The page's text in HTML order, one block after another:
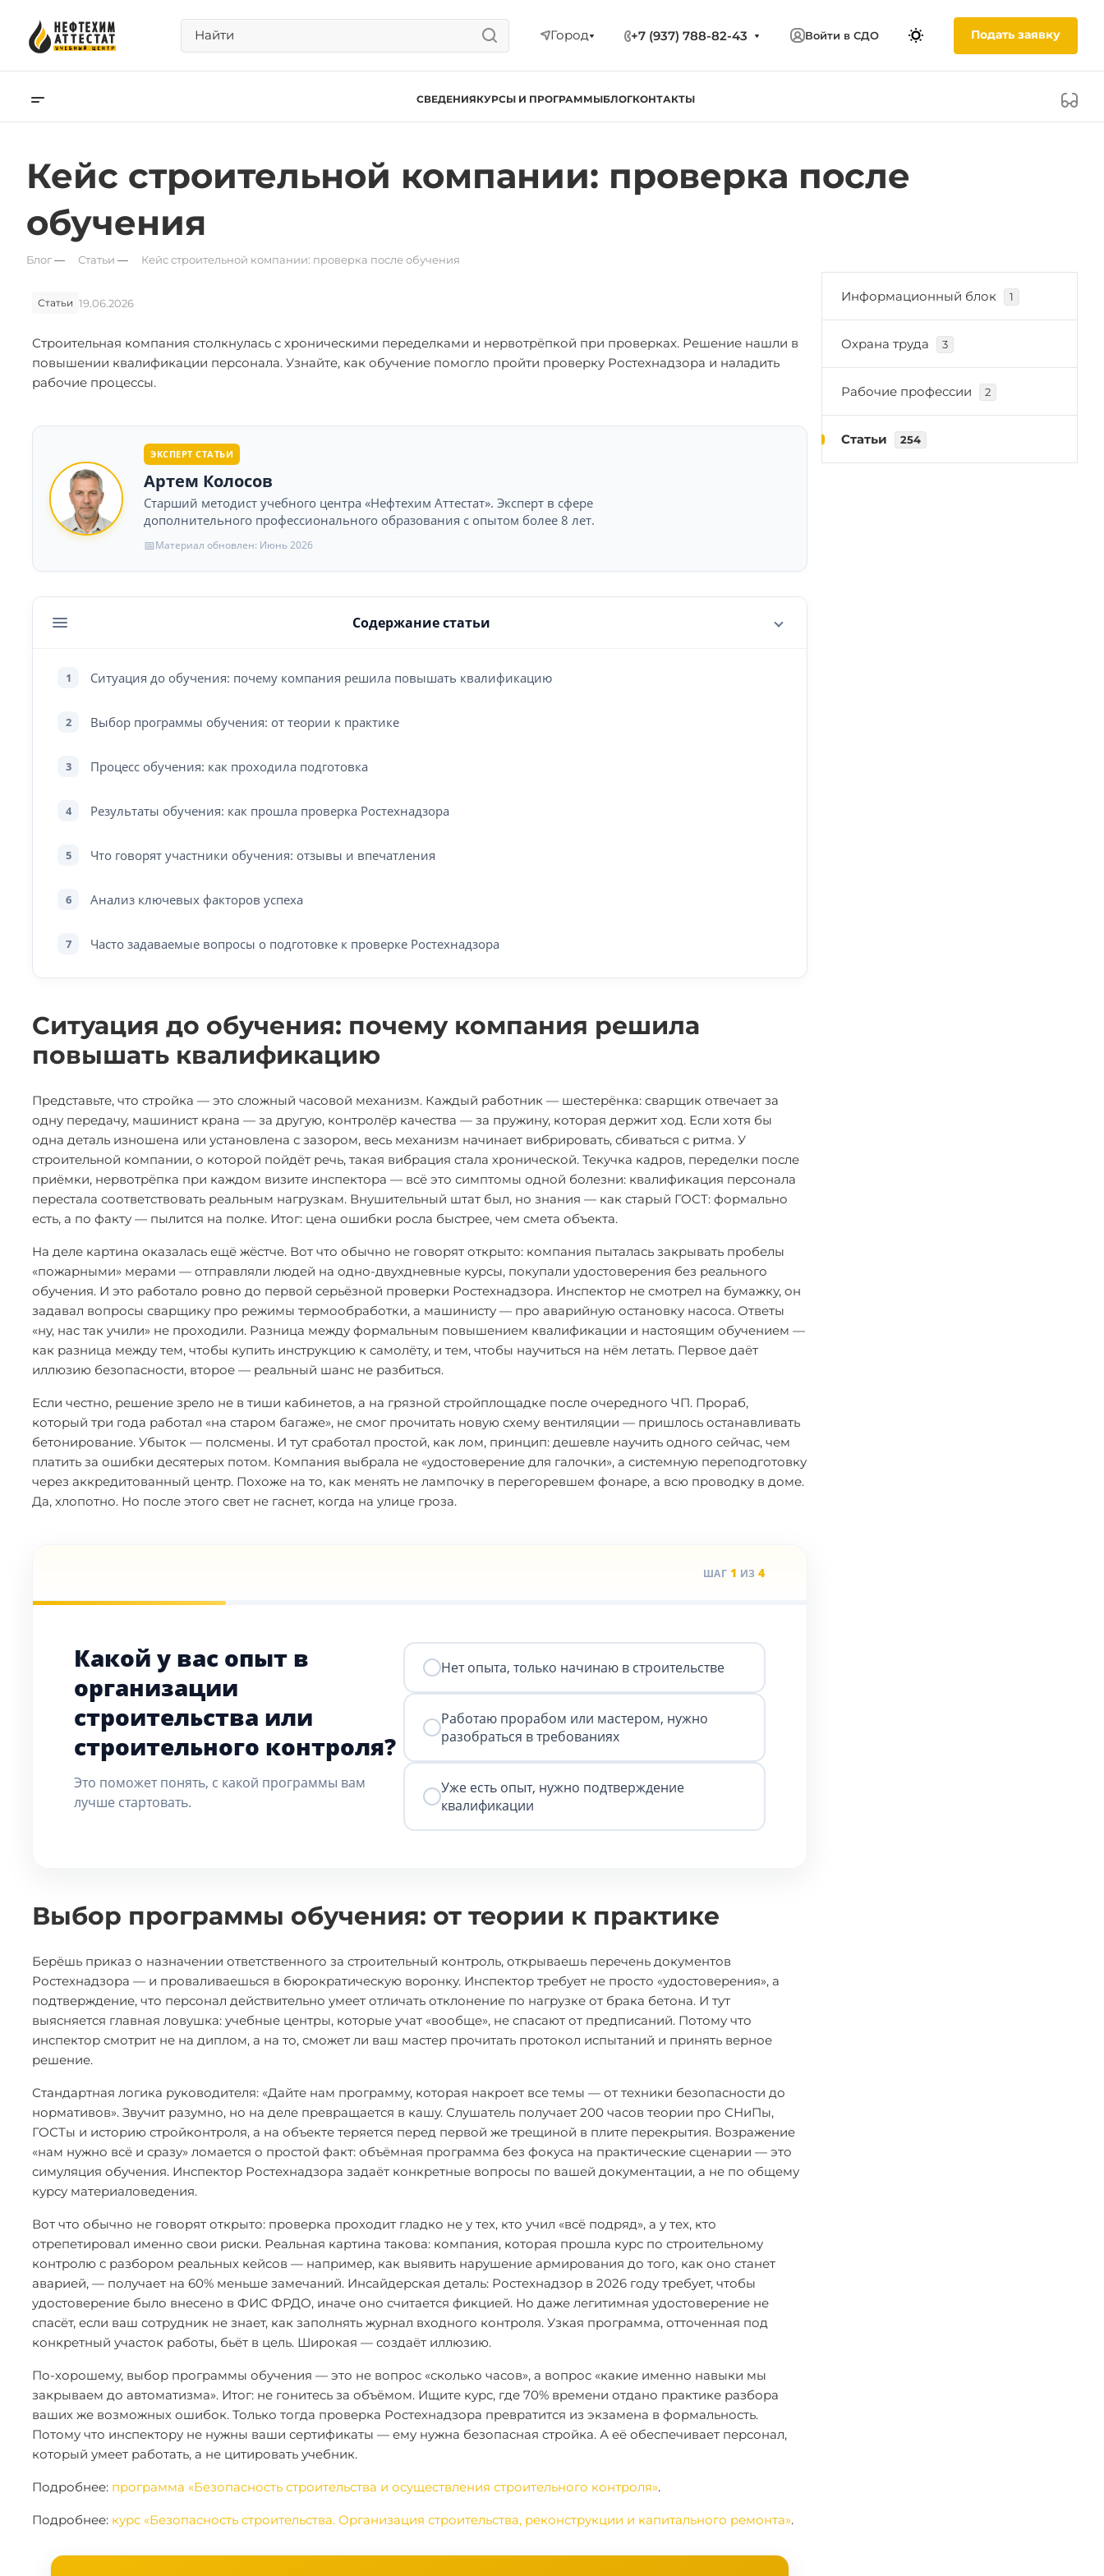
Город +7 (937) 788-82-43 Войти в СДО Подать заявку
СВЕДЕНИЯКУРСЫ И ПРОГРАММЫБЛОГКОНТАКТЫ
Кейс строительной компании: проверка после
обучения
Блог— Статьи — Кейс строительной компании: проверка после обучения
Статьи 19.06.2026
Строительная компания столкнулась с хроническими переделками и нервотрёпкой при проверках. Решение нашли в
повышении квалификации персонала. Узнайте, как обучение помогло пройти проверку Ростехнадзора и наладить
рабочие процессы.
ЭКСПЕРТ СТАТЬИ
Артем Колосов
Старший методист учебного центра «Нефтехим Аттестат». Эксперт в сфере
дополнительного профессионального образования с опытом более 8 лет.
📅Материал обновлен: Июнь 2026
Содержание статьи
1 Ситуация до обучения: почему компания решила повышать квалификацию
2 Выбор программы обучения: от теории к практике
3 Процесс обучения: как проходила подготовка
4 Результаты обучения: как прошла проверка Ростехнадзора
5 Что говорят участники обучения: отзывы и впечатления
6 Анализ ключевых факторов успеха
7 Часто задаваемые вопросы о подготовке к проверке Ростехнадзора
Ситуация до обучения: почему компания решила
повышать квалификацию
Представьте, что стройка — это сложный часовой механизм. Каждый работник — шестерёнка: сварщик отвечает за
одну передачу, машинист крана — за другую, контролёр качества — за пружину, которая держит ход. Если хотя бы
одна деталь изношена или установлена с зазором, весь механизм начинает вибрировать, сбиваться с ритма. У
строительной компании, о которой пойдёт речь, такая вибрация стала хронической. Текучка кадров, переделки после
приёмки, нервотрёпка при каждом визите инспектора — всё это симптомы одной болезни: квалификация персонала
перестала соответствовать реальным нагрузкам. Внушительный штат был, но знания — как старый ГОСТ: формально
есть, а по факту — пылится на полке. Итог: цена ошибки росла быстрее, чем смета объекта.
На деле картина оказалась ещё жёстче. Вот что обычно не говорят открыто: компания пыталась закрывать пробелы
«пожарными» мерами — отправляли людей на одно-двухдневные курсы, покупали удостоверения без реального
обучения. И это работало ровно до первой серьёзной проверки Ростехнадзора. Инспектор не смотрел на бумажку, он
задавал вопросы сварщику про режимы термообработки, а машинисту — про аварийную остановку насоса. Ответы
«ну, нас так учили» не проходили. Разница между формальным повышением квалификации и настоящим обучением —
как разница между тем, чтобы купить инструкцию к самолёту, и тем, чтобы научиться на нём летать. Первое даёт
иллюзию безопасности, второе — реальный шанс не разбиться.
Если честно, решение зрело не в тиши кабинетов, а на грязной стройплощадке после очередного ЧП. Прораб,
который три года работал «на старом багаже», не смог прочитать новую схему вентиляции — пришлось останавливать
бетонирование. Убыток — полсмены. И тут сработал простой, как лом, принцип: дешевле научить одного сейчас, чем
платить за ошибки десятерых потом. Компания выбрала не «удостоверение для галочки», а системную переподготовку
через аккредитованный центр. Похоже на то, как менять не лампочку в перегоревшем фонаре, а всю проводку в доме.
Да, хлопотно. Но после этого свет не гаснет, когда на улице гроза.
ШАГ 1 ИЗ 4
Какой у вас опыт в
организации
строительства или
строительного контроля?
Это поможет понять, с какой программы вам
лучше стартовать.
Нет опыта, только начинаю в строительстве
Работаю прорабом или мастером, нужно
разобраться в требованиях
Уже есть опыт, нужно подтверждение
квалификации
Выбор программы обучения: от теории к практике
Берёшь приказ о назначении ответственного за строительный контроль, открываешь перечень документов
Ростехнадзора — и проваливаешься в бюрократическую воронку. Инспектор требует не просто «удостоверения», а
подтверждение, что персонал действительно умеет отличать отклонение по нагрузке от брака бетона. И тут
выясняется главная ловушка: учебные центры, которые учат «вообще», не спасают от предписаний. Потому что
инспектор смотрит не на диплом, а на то, сможет ли ваш мастер прочитать протокол испытаний и принять верное
решение.
Стандартная логика руководителя: «Дайте нам программу, которая накроет все темы — от техники безопасности до
нормативов». Звучит разумно, но на деле превращается в кашу. Слушатель получает 200 часов теории про СНиПы,
ГОСТы и историю стройконтроля, а на объекте теряется перед первой же трещиной в плите перекрытия. Возражение
«нам нужно всё и сразу» ломается о простой факт: объёмная программа без фокуса на практические сценарии — это
симуляция обучения. Инспектор Ростехнадзора задаёт конкретные вопросы по вашей документации, а не по общему
курсу материаловедения.
Вот что обычно не говорят открыто: проверка проходит гладко не у тех, кто учил «всё подряд», а у тех, кто
отрепетировал именно свои риски. Реальная картина такова: компания, которая прошла курс по строительному
контролю с разбором реальных кейсов — например, как выявить нарушение армирования до того, как оно станет
аварией, — получает на 60% меньше замечаний. Инсайдерская деталь: Ростехнадзор в 2026 году требует, чтобы
удостоверение было внесено в ФИС ФРДО, иначе оно считается фикцией. Но даже легитимная удостоверение не
спасёт, если ваш сотрудник не знает, как заполнять журнал входного контроля. Узкая программа, отточенная под
конкретный участок работы, бьёт в цель. Широкая — создаёт иллюзию.
По-хорошему, выбор программы обучения — это не вопрос «сколько часов», а вопрос «какие именно навыки мы
закрываем до автоматизма». Итог: не гонитесь за объёмом. Ищите курс, где 70% времени отдано практике разбора
ваших же возможных ошибок. Только тогда проверка Ростехнадзора превратится из экзамена в формальность.
Потому что инспектору не нужны ваши сертификаты — ему нужна безопасная стройка. А её обеспечивает персонал,
который умеет работать, а не цитировать учебник.
Подробнее: программа «Безопасность строительства и осуществления строительного контроля».
Подробнее: курс «Безопасность строительства. Организация строительства, реконструкции и капитального ремонта».
Информационный блок 1
Охрана труда 3
Рабочие профессии 2
Статьи 254